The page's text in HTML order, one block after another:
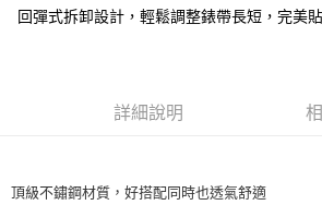
全家取貨付款
每筆NT$60，滿NT$499(含以上)免運費
每筆NT$60，滿NT$598(含以上)免運費
回彈式拆卸設計，輕鬆調整錶帶長短，完美
詳細說明
頂級不鏽鋼材質，好搭配同時也透氣舒適